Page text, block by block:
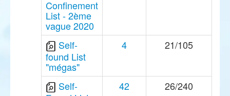
Confinement
List - 2ème
vague 2020
Self-
found List
"mégas"
4 21/105
Self-
42 26/240